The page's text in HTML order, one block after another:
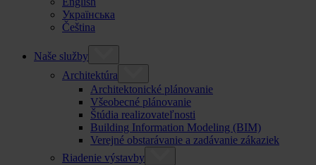
Українська
Čeština
Naše služby
Architektúra
Architektonické plánovanie
Všeobecné plánovanie
Štúdia realizovateľnosti
Building Information Modeling (BIM)
Verejné obstarávanie a zadávanie zákaziek
Riadenie výstavby